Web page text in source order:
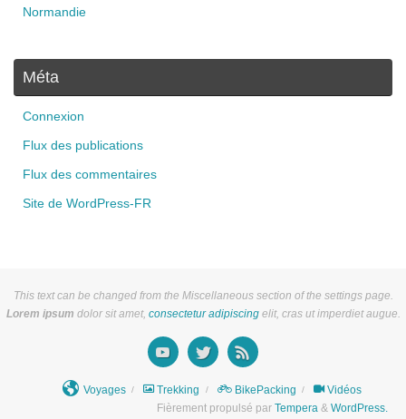
Normandie
Méta
Connexion
Flux des publications
Flux des commentaires
Site de WordPress-FR
This text can be changed from the Miscellaneous section of the settings page.
Lorem ipsum dolor sit amet, consectetur adipiscingelit, cras ut imperdiet augue.
Voyages Trekking BikePacking
Vidéos
Fièrement propulsé par Tempera & WordPress.